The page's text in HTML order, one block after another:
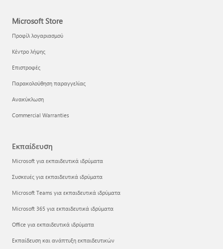
Microsoft Store
Προφίλ λογαριασμού
Κέντρο λήψης
Επιστροφές
Παρακολούθηση παραγγελίας
Ανακύκλωση
Commercial Warranties
Εκπαίδευση
Microsoft για εκπαιδευτικά ιδρύματα
Συσκευές για εκπαιδευτικά ιδρύματα
Microsoft Teams για εκπαιδευτικά ιδρύματα
Microsoft 365 για εκπαιδευτικά ιδρύματα
Office για εκπαιδευτικά ιδρύματα
Εκπαίδευση και ανάπτυξη εκπαιδευτικών